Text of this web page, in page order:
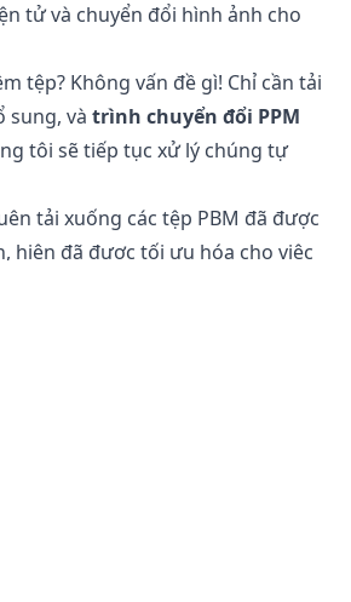
tử và chuyển đổi hình ảnh cho
tệp? Không vấn đề gì! Chỉ cần tải
sung, và trình chuyển đổi PPM
tôi sẽ tiếp tục xử lý chúng tự
tải xuống các tệp PBM đã được
hiện đã được tối ưu hóa cho việc